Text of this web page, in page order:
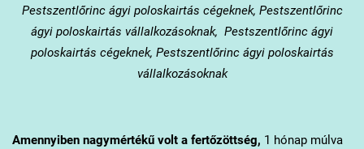
Pestszentlőrincágyi poloskairtás cégeknek, Pestszentlőrinc
ágyi poloskairtás vállalkozásoknak, Pestszentlőrinc ágyi
poloskairtás cégeknek, Pestszentlőrinc ágyi poloskairtás
vállalkozásoknak
Amennyiben nagymértékű volt a fertőzöttség, 1 hónap múlva